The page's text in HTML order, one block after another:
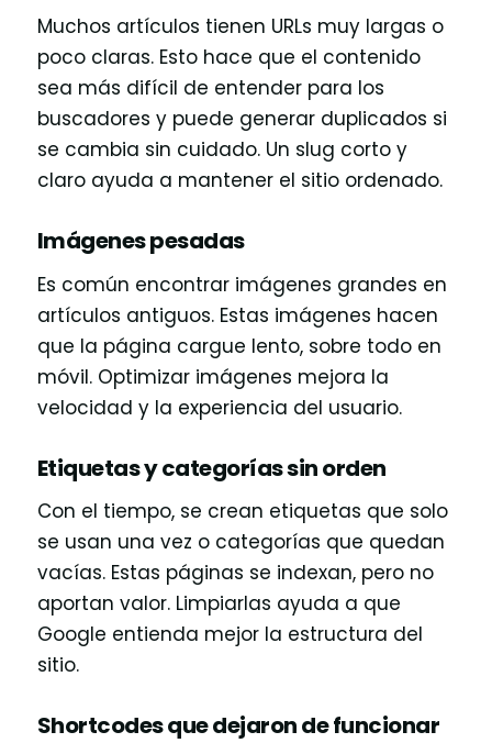
Muchos artículos tienen URLs muy largas o
poco claras. Esto hace que el contenido
sea más difícil de entender para los
buscadores y puede generar duplicados si
se cambia sin cuidado. Un slug corto y
claro ayuda a mantener el sitio ordenado.
Imágenes pesadas
Es común encontrar imágenes grandes en
artículos antiguos. Estas imágenes hacen
que la página cargue lento, sobre todo en
móvil. Optimizar imágenes mejora la
velocidad y la experiencia del usuario.
Etiquetas y categorías sin orden
Con el tiempo, se crean etiquetas que solo
se usan una vez o categorías que quedan
vacías. Estas páginas se indexan, pero no
aportan valor. Limpiarlas ayuda a que
Google entienda mejor la estructura del
sitio.
Shortcodes que dejaron de funcionar